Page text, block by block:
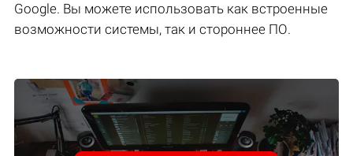
Google. Вы можете использовать как встроенные
возможности системы, так и стороннее ПО.